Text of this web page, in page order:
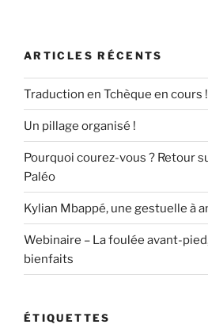
ARTICLES RÉCENTS
Traduction en Tchèque en cours !
Un pillage organisé !
Pourquoi courez-vous ? Retour
Paléo
Kylian Mbappé, une gestuelle à
Webinaire – La foulée avant-
bienfaits
ÉTIQUETTES